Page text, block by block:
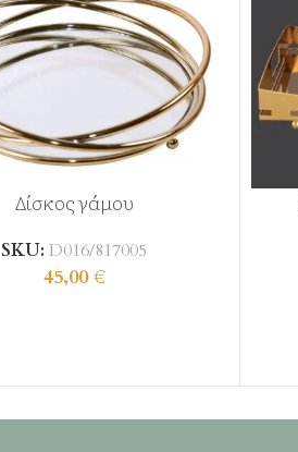
Δίσκος γάμου
SKU: D016/817005
45,00€